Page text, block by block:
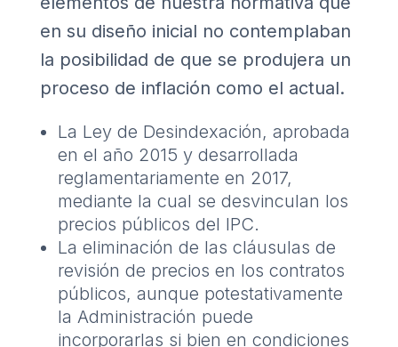
en su diseño inicial no contemplaban
la posibilidad de que se produjera un
proceso de inflación como el actual.
La Ley de Desindexación, aprobada
en el año 2015 y desarrollada
reglamentariamente en 2017,
mediante la cual se desvinculan los
precios públicos del IPC.
La eliminación de las cláusulas de
revisión de precios en los contratos
públicos, aunque potestativamente
la Administración puede
incorporarlas si bien en condiciones